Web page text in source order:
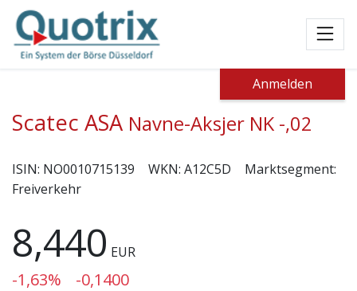
Anmelden
Scatec ASA Navne-Aksjer NK -,02
ISIN: NO0010715139 WKN: A12C5D
Marktsegment:
Freiverkehr
8,440 EUR
-1,63% -0,1400